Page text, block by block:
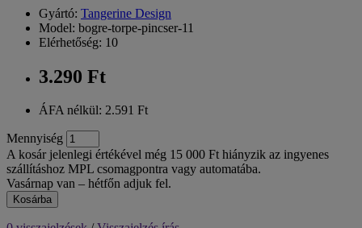
Gyártó: Tangerine Design
Model: bogre-torpe-pincser-11
Elérhetőség: 10
3.290 Ft
ÁFA nélkül: 2.591 Ft
Mennyiség
A kosár jelenlegi értékével még 15 000 Ft hiányzik az ingyenes
szállításhoz MPL csomagpontra vagy automatába.
Vasárnap van – hétfőn adjuk fel.
Kosárba